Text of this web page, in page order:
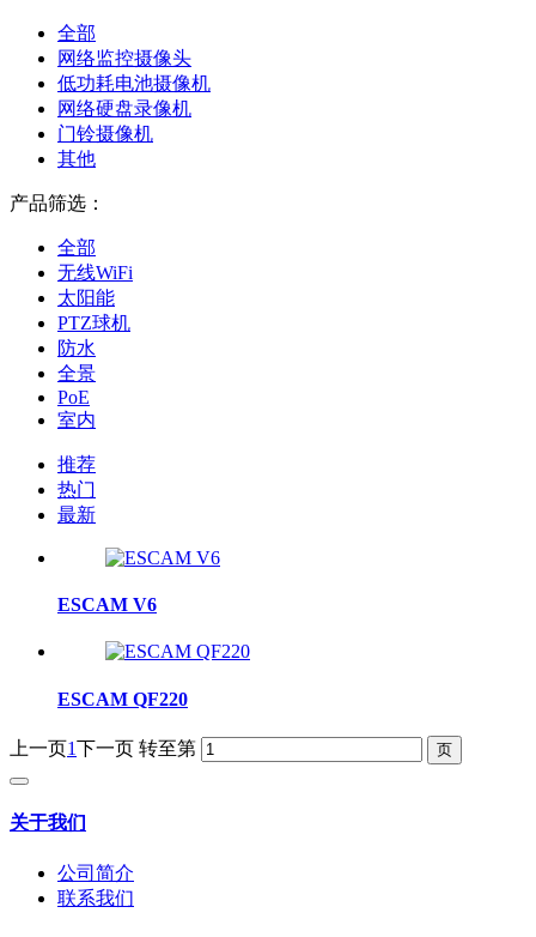
全部
网络监控摄像头
低功耗电池摄像机
网络硬盘录像机
门铃摄像机
其他
产品筛选：
全部
无线WiFi
太阳能
PTZ球机
防水
全景
PoE
室内
推荐
热门
最新
ESCAM V6
ESCAM QF220
上一页1下一页 转至第
关于我们
公司简介
联系我们